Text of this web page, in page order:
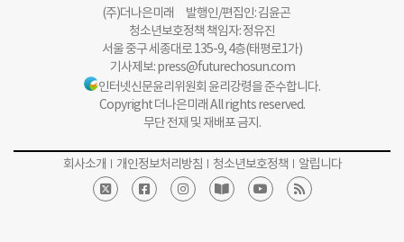
(주)더나은미래 발행인/편집인: 김윤곤
청소년보호정책 책임자: 정유진
서울 중구 세종대로 135-9, 4층(태평로1가)
기사제보:press@futurechosun.com
인터넷신문윤리위원회 윤리강령을 준수합니다.
Copyright 더나은미래 All rights reserved.
무단 전재 및 재배포 금지.
회사소개 개인정보처리방침 청소년보호정책 알립니다